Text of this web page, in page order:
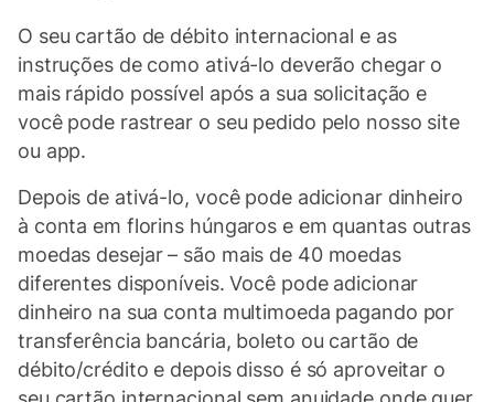
O seu cartão de débito internacional e as
instruções de como ativá-lo deverão chegar o
mais rápido possível após a sua solicitação e
você pode rastrear o seu pedido pelo nosso site
ou app.
Depois de ativá-lo, você pode adicionar dinheiro
à conta em florins húngaros e em quantas outras
moedas desejar – são mais de 40 moedas
diferentes disponíveis. Você pode adicionar
dinheiro na sua conta multimoeda pagando por
transferência bancária, boleto ou cartão de
débito/crédito e depois disso é só aproveitar o